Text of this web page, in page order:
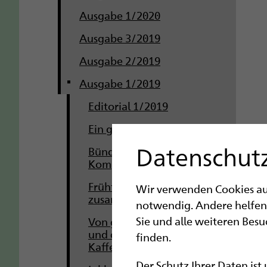
Ausgabe 1/2020
Ausgabe 3/2019
Ausgabe 2/2019
Ausgabe 1/2019
Editorial 1/2019
Ein guter Start
Bündelung von
Kompetenzen
Frühförderung, die Familien
zusammenbringt
Von gelebter Demokratie
und dem Wert von
Kaffeepausen
Wir verwenden Cookies
notwendig. Andere
Sie und alle weiteren
finden.